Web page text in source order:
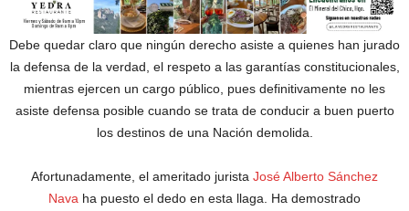
Debe quedar claro que ningún derecho asiste a quienes han jurado
la defensa de la verdad, el respeto a las garantías constitucionales,
mientras ejercen un cargo público, pues definitivamente no les
asiste defensa posible cuando se trata de conducir a buen puerto
los destinos de una Nación demolida.
Afortunadamente, el ameritado jurista José Alberto Sánchez
Nava ha puesto el dedo en esta llaga. Ha demostrado